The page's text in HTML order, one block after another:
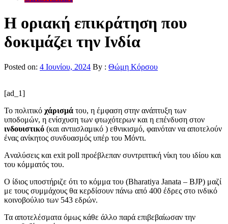
Η οριακή επικράτηση που
δοκιμάζει την Ινδία
Posted on: 4 Ιουνίου, 2024 By : Θώμη Κόρσου
[ad_1]
Το πολιτικό χάρισμά του, η έμφαση στην ανάπτυξη των
υποδομών, η ενίσχυση των φτωχότερων και η επένδυση στον
ινδουιστικό (και αντιισλαμικό ) εθνικισμό, φαινόταν να αποτελούν
ένας ανίκητος συνδυασμός υπέρ του Μόντι.
Aναλύσεις και exit poll προέβλεπαν συντριπτική νίκη του ιδίου και
του κόμματός του.
Ο ίδιος υποστήριζε ότι το κόμμα του (Bharatiya Janata – BJP) μαζί
με τους συμμάχους θα κερδίσουν πάνω από 400 έδρες στο ινδικό
κοινοβούλιο των 543 εδρών.
Τα αποτελέσματα όμως κάθε άλλο παρά επιβεβαίωσαν την